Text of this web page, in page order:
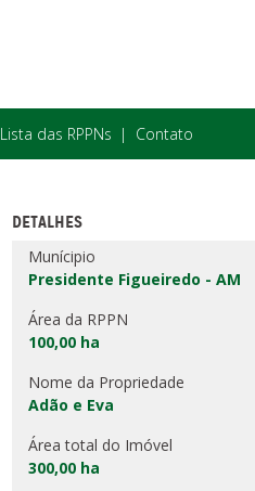
Lista das RPPNs Contato
DETALHES
Munícipio
Presidente Figueiredo - AM
Área da RPPN
100,00 ha
Nome da Propriedade
Adão e Eva
Área total do Imóvel
300,00 ha